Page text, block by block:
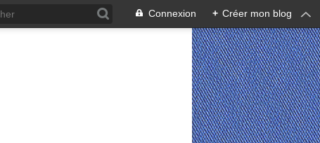
Connexion + Créer mon blog